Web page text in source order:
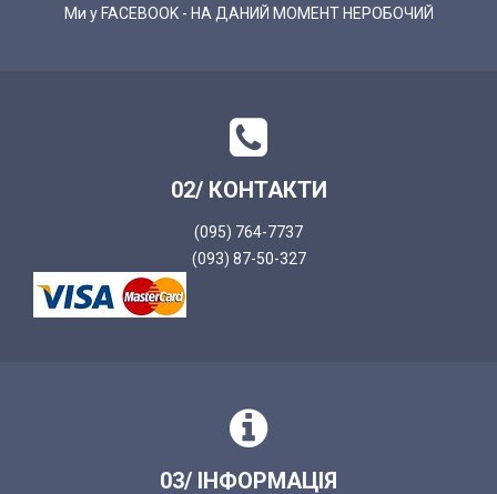
Ми у FACEBOOK - НА ДАНИЙ МОМЕНТ НЕРОБОЧИЙ
02/ КОНТАКТИ
(095) 764-7737
(093) 87-50-327
03/ ІНФОРМАЦІЯ